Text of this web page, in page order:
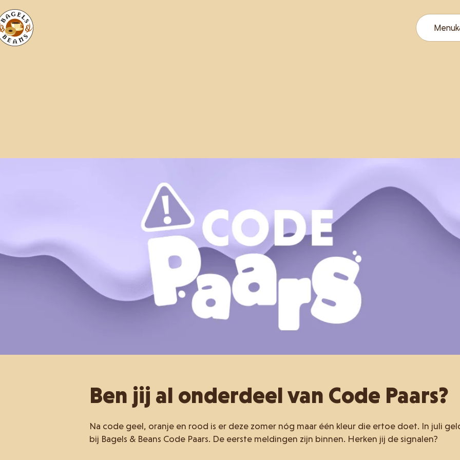
Ben jij al onderdeel van Code Paars?
Na code geel, oranje en rood is er deze zomer nóg maar één kleur die ertoe doet. In juli
bij Bagels & Beans Code Paars. De eerste meldingen zijn binnen. Herken jij de signalen?